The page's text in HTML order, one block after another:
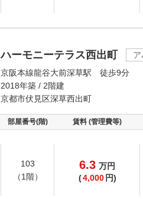
ハーモニーテラス西出町
京阪本線龍谷大前深草駅 徒歩9分
2018年築 / 2階建
京都市伏見区深草西出町
部屋番号(階) 賃料 (管理費等)
103
（1階）
6.3 万円
(4,000 円)